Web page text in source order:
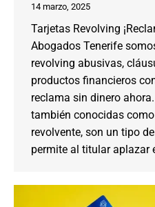
14 marzo, 2025
Tarjetas Revolving
Abogados Tenerife
revolving abusivas,
productos financieros
reclama sin dinero
también conocidas
revolvente, son un tipo
permite al titular aplazar